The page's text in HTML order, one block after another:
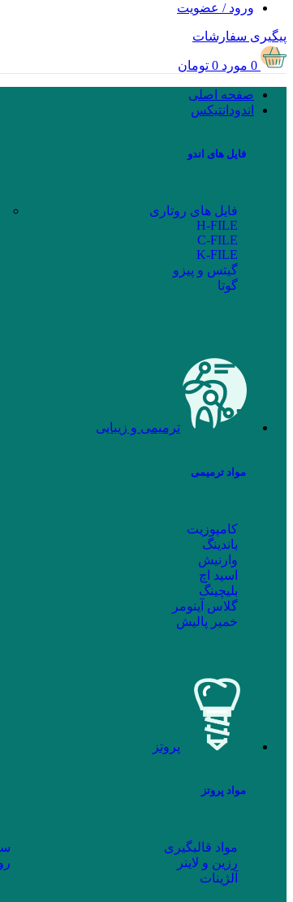
ورود / عضویت
پیگیری سفارشات
0 مورد 0 تومان
صفحه اصلی
اندودانتیکس
فایل های اندو
فایل های روتاری
H-FILE
C-FILE
K-FILE
گیتس و پیزو
گوتا
ترمیمی و زیبایی
مواد ترمیمی
کامپوزیت
باندینگ
وارنیش
اسید اچ
بلیچینگ
گلاس آینومر
خمیر پالیش
پروتز
مواد پروتز
مواد قالبگیری
رزین و لاینر
آلژینات